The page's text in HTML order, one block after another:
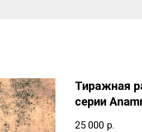
Тиражная
серии
25 000 р.